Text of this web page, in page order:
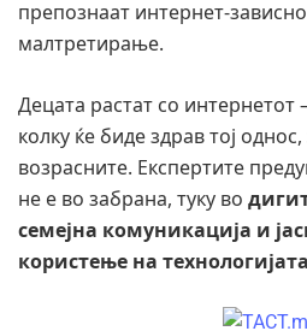
препознаат интернет-
малтретирање.
Децата растат со
колку ќе биде здрав тој
возрасните. Експертите
не е во забрана, туку во
семејна комуникација и
користење на технологијата